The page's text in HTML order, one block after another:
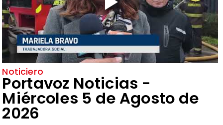
Noticiero
Portavoz Noticias -
Miércoles 5 de Agosto de
2026